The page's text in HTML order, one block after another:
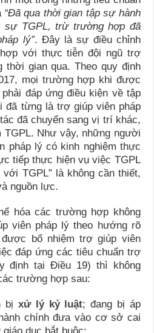
“Đã qua thời gian tập sự hành
sự TGPL, trừ trường hợp đã
lý”. Đây là sự điều chỉnh
với thực tiễn đội ngũ trợ
thời gian qua. Theo quy định
mọi trường hợp khi được
đáp ứng điều kiện về tập
từng là trợ giúp viên pháp
đã chuyển sang vị trí khác,
TGPL. Như vậy, những người
pháp lý có kinh nghiệm thực
tiếp thực hiện vụ việc TGPL
TGPL” là không cần thiết,
nguồn lực.
hóa các trường hợp không
viên pháp lý theo hướng rõ
bổ nhiệm trợ giúp viên
đáp ứng các tiêu chuẩn trợ
định tại Điều 19) thì không
trường hợp sau:
bị xử lý kỷ luật; đang bị áp
chính đưa vào cơ sở cai
dục bắt buộc;